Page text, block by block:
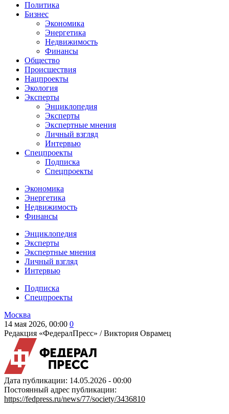
Политика
Бизнес
Экономика
Энергетика
Недвижимость
Финансы
Общество
Происшествия
Нацпроекты
Экология
Эксперты
Энциклопедия
Эксперты
Экспертные мнения
Личный взгляд
Интервью
Спецпроекты
Подписка
Спецпроекты
Экономика
Энергетика
Недвижимость
Финансы
Энциклопедия
Эксперты
Экспертные мнения
Личный взгляд
Интервью
Подписка
Спецпроекты
Москва
14 мая 2026, 00:00 0
Редакция «ФедералПресс» /Виктория Оврамец
Дата публикации: 14.05.2026 - 00:00
Постоянный адрес публикации:
https://fedpress.ru/news/77/society/3436810